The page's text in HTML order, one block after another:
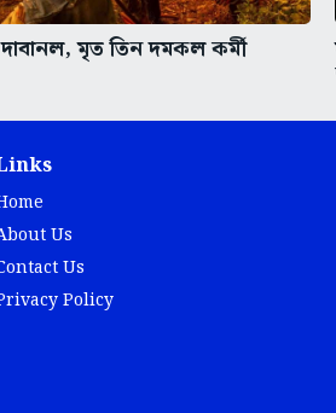
দাবানল, মৃত তিন দমকল কর্মী
Us
Us
Policy